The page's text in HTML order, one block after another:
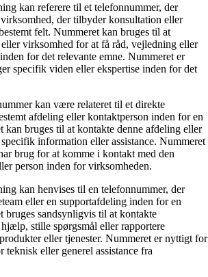
kan referere til et telefonnummer, der
der tilbyder konsultation eller
felt. Nummeret kan bruges til at
virksomhed for at få råd, vejledning eller
for det relevante emne. Nummeret er
specifik viden eller ekspertise inden for det
kan være relateret til et direkte
afdeling eller kontaktperson inden for en
kan bruges til at kontakte denne afdeling eller
information eller assistance. Nummeret
brug for at komme i kontakt med den
person inden for virksomheden.
kan henvises til en telefonnummer, der
eller en supportafdeling inden for en
bruges sandsynligvis til at kontakte
stille spørgsmål eller rapportere
eller tjenester. Nummeret er nyttigt for
teknisk eller generel assistance fra